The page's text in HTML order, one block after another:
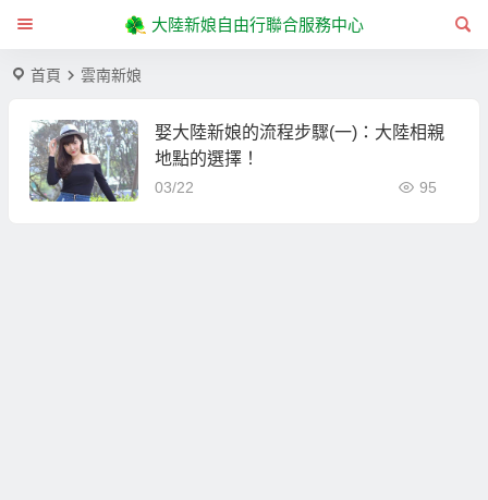
大陸新娘自由行聯合服務中心
首頁 雲南新娘
娶大陸新娘的流程步驟(一)：大陸相親
地點的選擇！
03/22 95